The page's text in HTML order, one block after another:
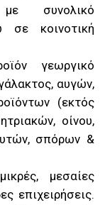
συνολικό
κοινοτική
γεωργικό
αυγών,
(εκτός
οίνου,
σπόρων &
μεσαίες
επιχειρήσεις.